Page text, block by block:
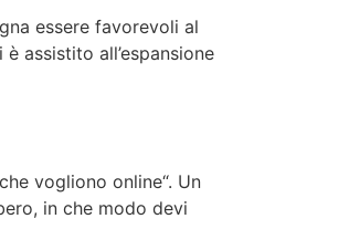
essere favorevoli al
assistito all’espansione
vogliono online“. Un
in che modo devi